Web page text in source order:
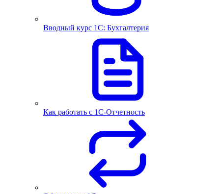
Вводный курс 1С: Бухгалтерия
Как работать с 1С‑Отчетность